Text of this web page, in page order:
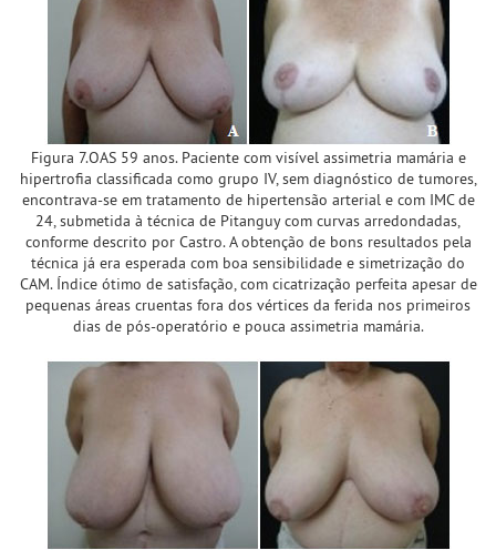
Figura 7.OAS 59 anos. Paciente com visível assimetria mamária e
hipertrofia classificada como grupo IV, sem diagnóstico de tumores,
encontrava-se em tratamento de hipertensão arterial e com IMC de
24, submetida à técnica de Pitanguy com curvas arredondadas,
conforme descrito por Castro. A obtenção de bons resultados pela
técnica já era esperada com boa sensibilidade e simetrização do
CAM. Índice ótimo de satisfação, com cicatrização perfeita apesar de
pequenas áreas cruentas fora dos vértices da ferida nos primeiros
dias de pós-operatório e pouca assimetria mamária.